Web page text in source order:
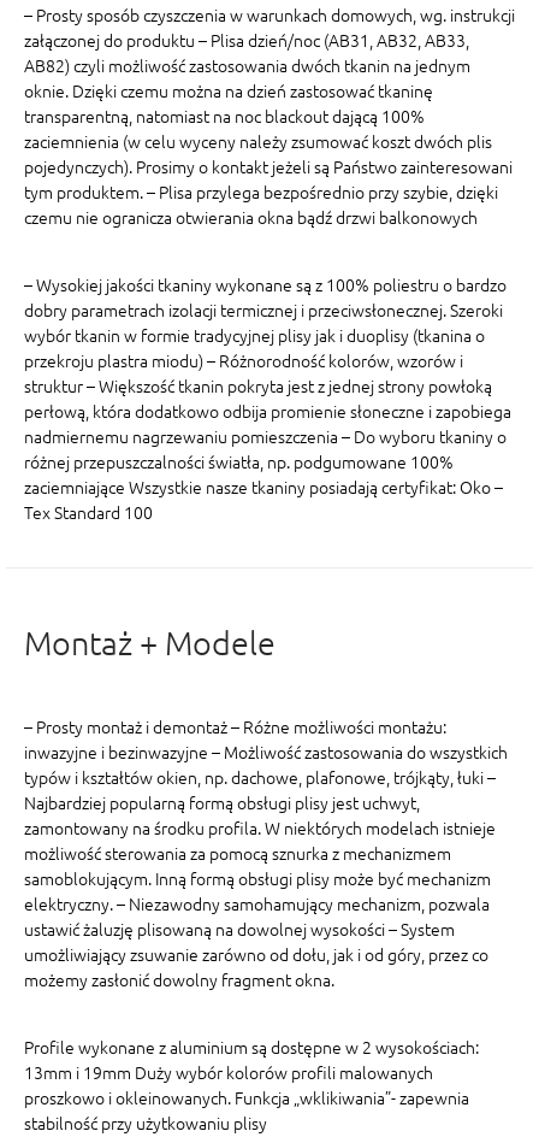
– Prosty sposób czyszczenia w warunkach domowych, wg. instrukcji
załączonej do produktu – Plisa dzień/noc (AB31, AB32, AB33,
AB82) czyli możliwość zastosowania dwóch tkanin na jednym
oknie. Dzięki czemu można na dzień zastosować tkaninę
transparentną, natomiast na noc blackout dającą 100%
zaciemnienia (w celu wyceny należy zsumować koszt dwóch plis
pojedynczych). Prosimy o kontakt jeżeli są Państwo zainteresowani
tym produktem. – Plisa przylega bezpośrednio przy szybie, dzięki
czemu nie ogranicza otwierania okna bądź drzwi balkonowych
– Wysokiej jakości tkaniny wykonane są z 100% poliestru o bardzo
dobry parametrach izolacji termicznej i przeciwsłonecznej. Szeroki
wybór tkanin w formie tradycyjnej plisy jak i duoplisy (tkanina o
przekroju plastra miodu) – Różnorodność kolorów, wzorów i
struktur – Większość tkanin pokryta jest z jednej strony powłoką
perłową, która dodatkowo odbija promienie słoneczne i zapobiega
nadmiernemu nagrzewaniu pomieszczenia – Do wyboru tkaniny o
różnej przepuszczalności światła, np. podgumowane 100%
zaciemniające Wszystkie nasze tkaniny posiadają certyfikat: Oko –
Tex Standard 100
Montaż + Modele
– Prosty montaż i demontaż – Różne możliwości montażu:
inwazyjne i bezinwazyjne – Możliwość zastosowania do wszystkich
typów i kształtów okien, np. dachowe, plafonowe, trójkąty, łuki –
Najbardziej popularną formą obsługi plisy jest uchwyt,
zamontowany na środku profila. W niektórych modelach istnieje
możliwość sterowania za pomocą sznurka z mechanizmem
samoblokującym. Inną formą obsługi plisy może być mechanizm
elektryczny. – Niezawodny samohamujący mechanizm, pozwala
ustawić żaluzję plisowaną na dowolnej wysokości – System
umożliwiający zsuwanie zarówno od dołu, jak i od góry, przez co
możemy zasłonić dowolny fragment okna.
Profile wykonane z aluminium są dostępne w 2 wysokościach:
13mm i 19mm Duży wybór kolorów profili malowanych
proszkowo i okleinowanych. Funkcja „wklikiwania”- zapewnia
stabilność przy użytkowaniu plisy